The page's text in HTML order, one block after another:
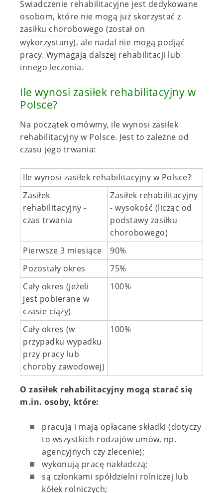
Świadczenie rehabilitacyjne jest dedykowane
osobom, które nie mogą już skorzystać z
zasiłku chorobowego (został on
wykorzystany), ale nadal nie mogą podjąć
pracy. Wymagają dalszej rehabilitacji lub
innego leczenia.
Ile wynosi zasiłek rehabilitacyjny w
Polsce?
Na początek omówmy, ile wynosi zasiłek
rehabilitacyjny w Polsce. Jest to zależne od
czasu jego trwania:
Ile wynosi zasiłek rehabilitacyjny w Polsce?
Zasiłek
rehabilitacyjny -
czas trwania
Zasiłek rehabilitacyjny
- wysokość (licząc od
podstawy zasiłku
chorobowego)
Pierwsze 3 miesiące
90%
Pozostały okres
75%
Cały okres (jeżeli
jest pobierane w
czasie ciąży)
100%
Cały okres (w
przypadku wypadku
przy pracy lub
choroby zawodowej)
100%
O zasiłek rehabilitacyjny mogą starać się
m.in. osoby, które:
pracują i mają opłacane składki (dotyczy
to wszystkich rodzajów umów, np.
agencyjnych czy zlecenie);
wykonują pracę nakładczą;
są członkami spółdzielni rolniczej lub
kółek rolniczych;